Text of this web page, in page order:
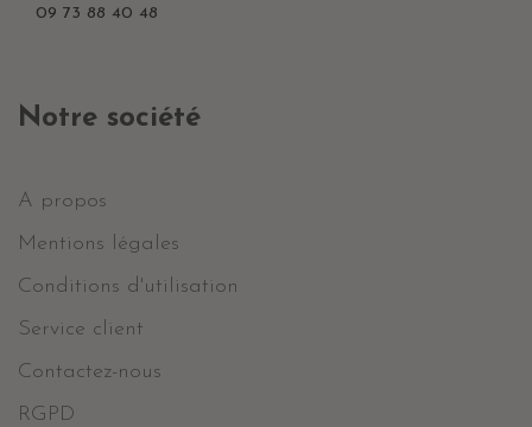
09 73 88 40 48
Notre société
A propos
Mentions légales
Conditions d'utilisation
Service client
Contactez-nous
RGPD